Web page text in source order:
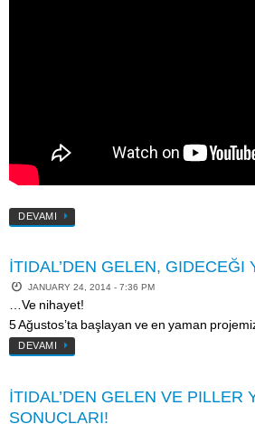
DEVAMI
İTIDAL’DEN GELEN, GIDECEĞI
JANUARY 24, 2014 - 7:36 PM
…Ve nihayet!
5 Ağustos’ta başlayan ve en yaman
DEVAMI
İTIDAL’DEN GELEN VE PILLER
SONUÇLARI!